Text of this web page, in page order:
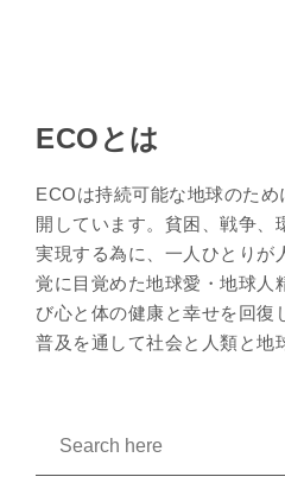
ECOとは
ECOは持続可能な地球のた
開しています。貧困、戦争、
実現する為に、一人ひとりが
覚に目覚めた地球愛・地球人
び心と体の健康と幸せを回復
普及を通して社会と人類と地